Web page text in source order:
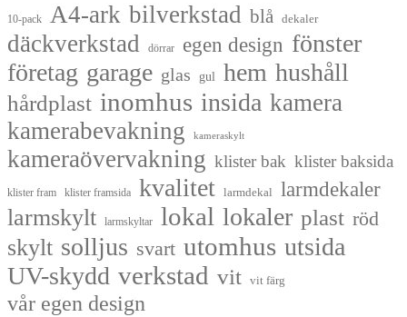
10-pack A4-ark bilverkstad blå dekaler
däckverkstad dörrar egen design fönster
företag garage glas gul hem hushåll
hårdplast inomhus insida kamera
kamerabevakning
kameraskylt
kameraövervakning klister bak klister baksida
klister fram klister framsida kvalitet larmdekal larmdekaler
larmskylt larmskyltar lokal lokaler plast röd
skylt solljus svart utomhus utsida
UV-skydd verkstad vit vit färg
vår egen design